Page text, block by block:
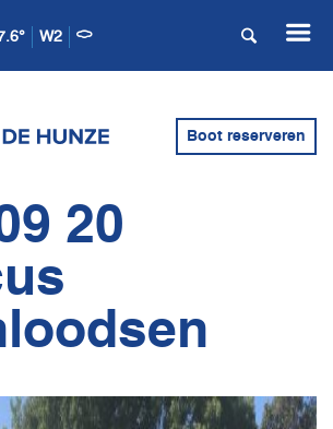
W2
Boot reserveren
20